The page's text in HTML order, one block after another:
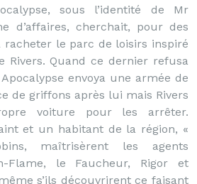
sous l’identité de Mr
d’affaires, cherchait, pour des
racheter le parc de loisirs inspiré
Rivers. Quand ce dernier refusa
envoya une armée de
de griffons après lui mais Rivers
voiture pour les arrêter.
et un habitant de la région, «
maîtrisèrent les agents
Flame, le Faucheur, Rigor et
s’ils découvrirent ce faisant